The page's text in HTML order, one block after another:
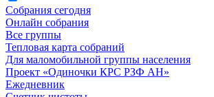
Собрания сегодня
Онлайн собрания
Все группы
Тепловая карта собраний
Для маломобильной группы населения
Проект «Одиночки КРС РЗФ АН»
Ежедневник